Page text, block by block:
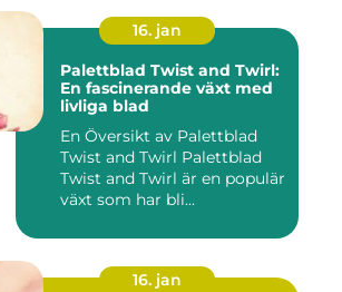
16. jan
Palettblad Twist and Twirl:
En fascinerande växt med
livliga blad
En Översikt av Palettblad
Twist and Twirl Palettblad
Twist and Twirl är en populär
växt som har bli...
16. jan